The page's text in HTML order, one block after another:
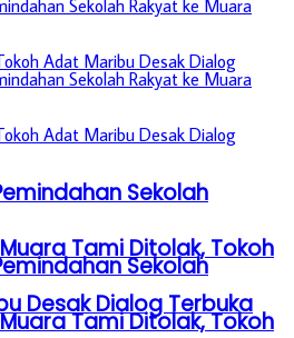
Sekolah
Tami Ditolak, Tokoh
Desak Dialog Terbuka
Sekolah
Tami Ditolak, Tokoh